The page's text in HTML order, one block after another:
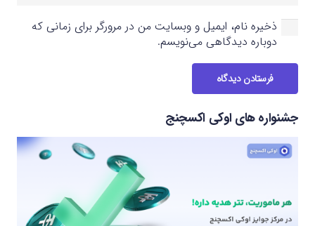
ذخیره نام، ایمیل و وبسایت من در مرورگر برای زمانی که
دوباره دیدگاهی می‌نویسم.
فرستادن دیدگاه
جشنواره های اوکی اکسچنج